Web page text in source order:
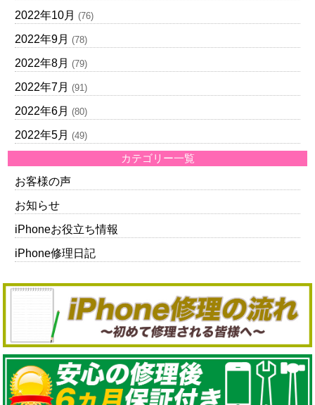
2022年10月 (76)
2022年9月 (78)
2022年8月 (79)
2022年7月 (91)
2022年6月 (80)
2022年5月 (49)
カテゴリー一覧
お客様の声
お知らせ
iPhoneお役立ち情報
iPhone修理日記